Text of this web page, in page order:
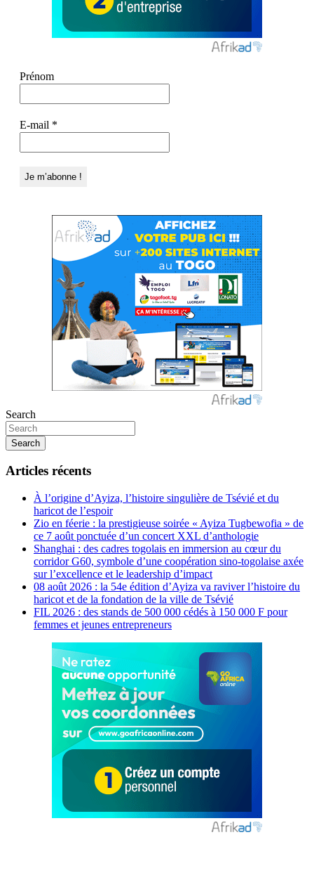
Prénom
E-mail *
Search
Search
Articles récents
À l’origine d’Ayiza, l’histoire singulière de Tsévié et du
haricot de l’espoir
Zio en féerie : la prestigieuse soirée « Ayiza Tugbewofia » de
ce 7 août ponctuée d’un concert XXL d’anthologie
Shanghai : des cadres togolais en immersion au cœur du
corridor G60, symbole d’une coopération sino-togolaise axée
sur l’excellence et le leadership d’impact
08 août 2026 : la 54e édition d’Ayiza va raviver l’histoire du
haricot et de la fondation de la ville de Tsévié
FIL 2026 : des stands de 500 000 cédés à 150 000 F pour
femmes et jeunes entrepreneurs